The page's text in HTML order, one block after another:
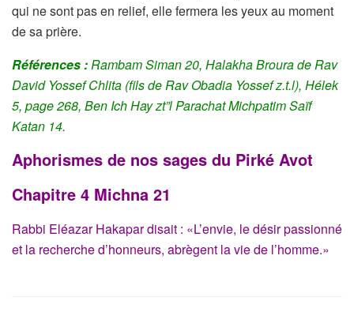
qui ne sont pas en relief, elle fermera les yeux au moment
de sa prière.
Références :Rambam Siman 20, Halakha Broura de Rav
David Yossef Chlita (fils de Rav Obadia Yossef z.t.l), Hélek
5, page 268, Ben Ich Hay zt”lParachat Michpatim Saïf
Katan 14.
Aphorismes de nos sages du Pirké Avot
Chapitre 4 Michna 21
Rabbi Eléazar Hakapar disait : «L’envie, le désir passionné
et la recherche d’honneurs, abrègent la vie de l’homme.»